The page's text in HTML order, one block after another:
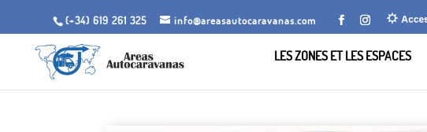
(+34) 619 261 325 info@areasautocaravanas.com
LES ZONES ET LES ESPACES